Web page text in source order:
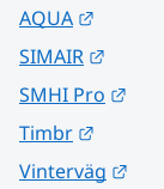
AQUA
SIMAIR
SMHI Pro
Timbr
Vinterväg